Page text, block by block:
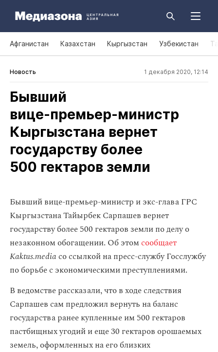
Афганистан Казахстан Кыргызстан Узбекистан
Новость 1 декабря 2020, 12:14
Бывший
вице‑премьер‑министр
Кыргызстана вернет
государству более
500 гектаров земли
Бывший вице-премьер-министр и экс-глава ГРС
Кыргызстана Тайырбек Сарпашев вернет
государству более 500 гектаров земли по делу о
незаконном обогащении. Об этомсообщает
Kaktus.mediaсо ссылкой на пресс-службу Госслужбу
по борьбе с экономическими преступлениями.
В ведомстве рассказали, что в ходе следствия
Сарпашев сам предложил вернуть на баланс
государства ранее купленные им 500 гектаров
пастбищных угодий и еще 30 гектаров орошаемых
земель, оформленных на его близких